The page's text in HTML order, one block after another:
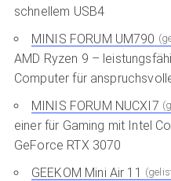
schnellem USB4
MINIS FORUM UM790
AMD Ryzen 9 –
Computer für
MINIS FORUM NUCXI7
einer für Gaming mit Intel
GeForce RTX 3070
GEEKOM Mini Air 11